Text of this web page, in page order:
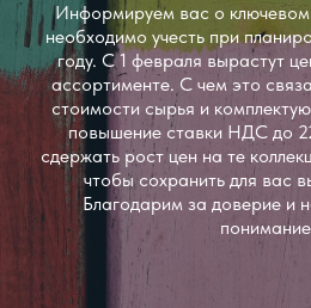
Информируем вас о
необходимо учесть при
году. С 1 февраля вырастут
ассортименте. С чем это
стоимости сырья и
повышение ставки НДС до
сдержать рост цен на те
чтобы сохранить для вас
Благодарим за доверие и